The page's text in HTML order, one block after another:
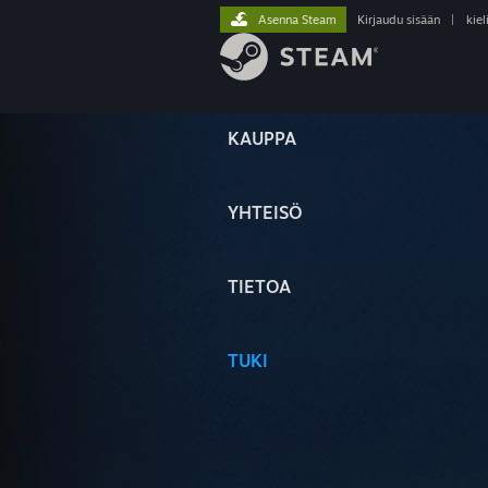
KAUPPA
YHTEISÖ
TIETOA
TUKI
Asenna Steam Kirjaudu sisään kieli